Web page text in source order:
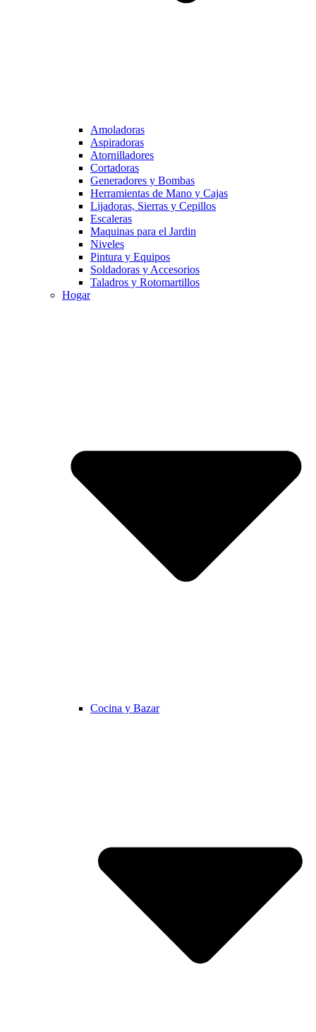
Amoladoras
Aspiradoras
Atornilladores
Cortadoras
Generadores y Bombas
Herramientas de Mano y Cajas
Lijadoras, Sierras y Cepillos
Escaleras
Maquinas para el Jardin
Niveles
Pintura y Equipos
Soldadoras y Accesorios
Taladros y Rotomartillos
Hogar
Cocina y Bazar